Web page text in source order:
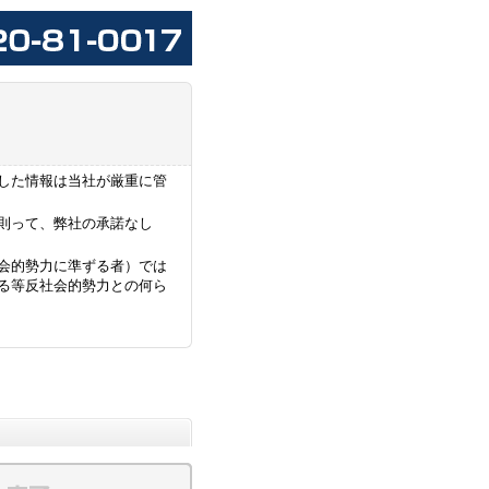
た情報は当社が厳重に管
って、弊社の承諾なし
的勢力に準ずる者）では
等反社会的勢力との何ら